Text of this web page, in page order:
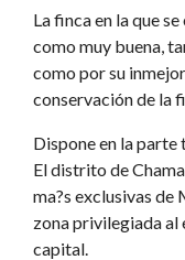
La finca en la que
como muy buena,
como por su
conservación de la
Dispone en la
El distrito de
ma?s exclusivas de
zona privilegiada al
capital.